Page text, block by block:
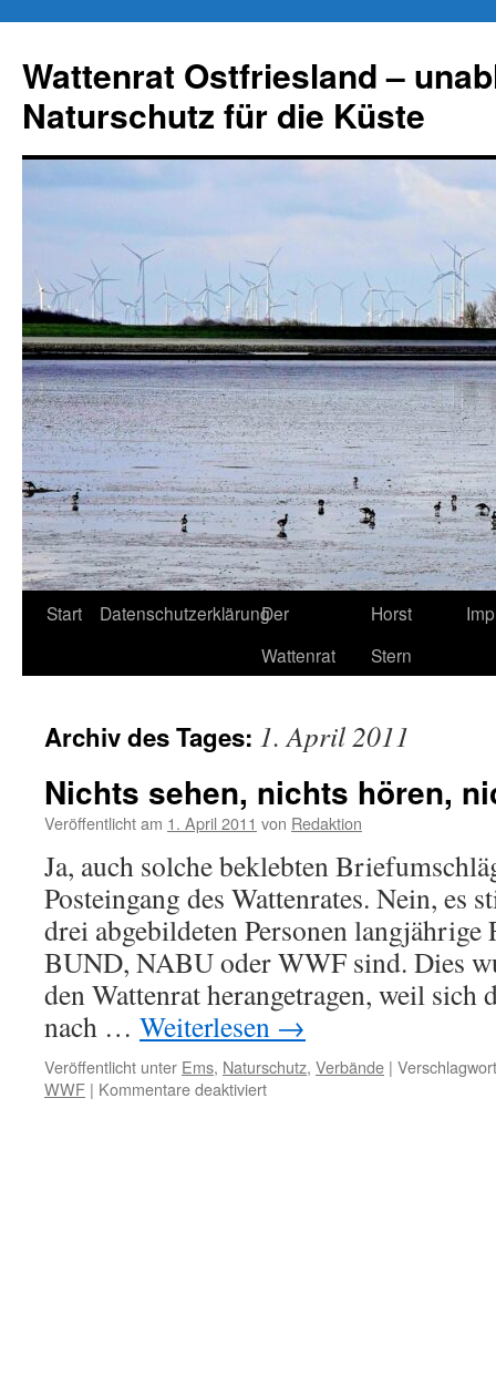
springen
Wattenrat Ostfriesland –
Naturschutz für die Küste
Start DatenschutzerklärungDer
Wattenrat
Horst
Stern
Archiv des Tages: 1. April 2011
Nichts sehen, nichts hören,
Veröffentlicht am 1. April 2011 von Redaktion
Ja, auch solche beklebten
Posteingang des Wattenrates. Nein, es
drei abgebildeten Personen
BUND, NABU oder WWF sind. Dies
den Wattenrat herangetragen, weil sich
nach … Weiterlesen →
Veröffentlicht unter Ems, Naturschutz, Verbände |
WWF | Kommentare deaktiviertfür